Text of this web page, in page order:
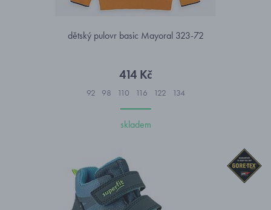
dětský pulovr basic Mayoral 323-72
414 Kč
92 98 110 116 122 134
skladem